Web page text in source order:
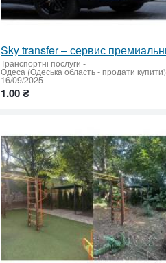
Транспортні послуги -
Одеса (Одеська область - продати купити)
16/09/2025
1.00 ₴